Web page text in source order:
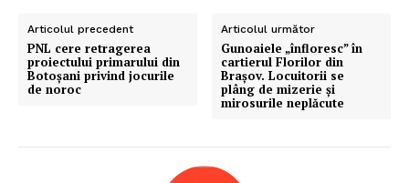
Articolul precedent
PNL cere retragerea
proiectului primarului din
Botoșani privind jocurile
de noroc
Articolul următor
Gunoaiele „înfloresc” în
cartierul Florilor din
Brașov. Locuitorii se
plâng de mizerie și
mirosurile neplăcute